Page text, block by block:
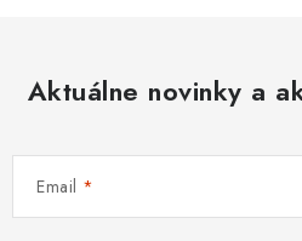
Aktuálne novinky a
Email